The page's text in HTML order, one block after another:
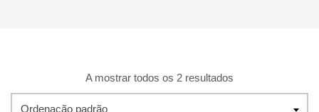
A mostrar todos os 2 resultados
Ordenação padrão